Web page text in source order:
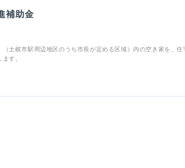
補助金
土岐市駅周辺地区のうち市長が定める区域）内の空き家を、住
す。